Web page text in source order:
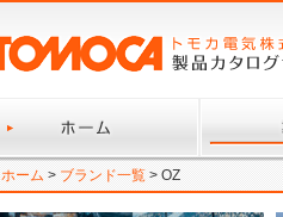
ホーム > ブランド一覧 > OZ